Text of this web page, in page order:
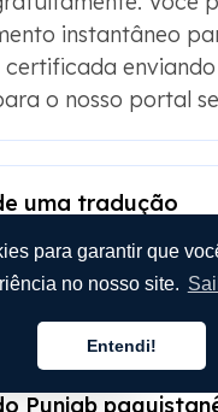
para garantir que
no nosso site.
Entendi!
instantâneo
enviando
o nosso portal
se meu
consegue
tanto do Punjab
Punjab